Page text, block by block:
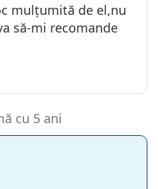
mulțumită de el,nu
să-mi recomande
cu 5 ani